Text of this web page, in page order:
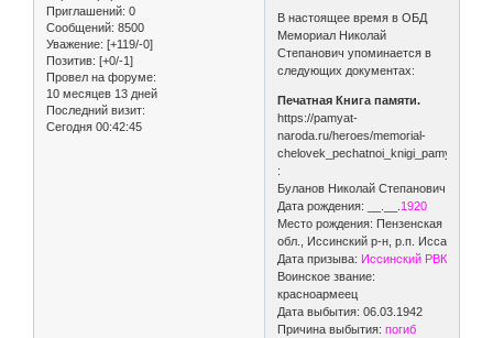
Приглашений: 0
Сообщений: 8500
Уважение: [+119/-0]
Позитив: [+0/-1]
Провел на форуме:
10 месяцев 13 дней
Последний визит:
Сегодня 00:42:45
В настоящее время в ОБД
Мемориал Николай
Степанович упоминается в
следующих документах:
Печатная Книга памяти.
https://pamyat-
naroda.ru/heroes/memorial-
:
Буланов Николай Степанович
Дата рождения: __.__. 1920
Место рождения: Пензенская
обл., Иссинский р-н, р.п. Исса
Дата призыва: Иссинский РВК
Воинское звание:
красноармеец
Дата выбытия: 06.03.1942
Причина выбытия: погиб